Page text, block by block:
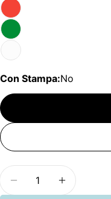
Con Stampa:No
Diminuisci la